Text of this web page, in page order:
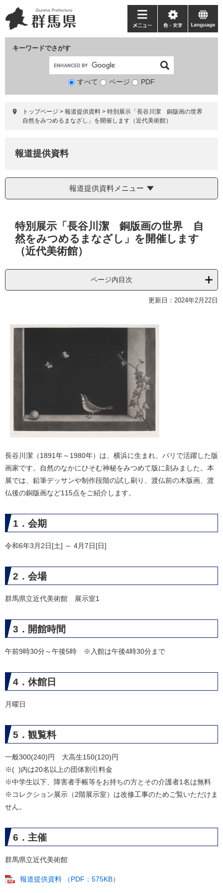
ー
ジ
ニ
ュ
て
キーワードでさがす
検
象
すべて ページ PDF
メ
ニ
ー
色・
文
language
トップページ > 報道提供資料 > 特別展示「長谷川潔 銅版画の世界
自然をみつめるまなざし」を開催します（近代美術館）
報道提供資料
報道提供資料メニュー
特別展示「長谷川潔 銅版画の世界 自
然をみつめるまなざし」を開催します
（近代美術館）
ページ内目次
更新日：2024年2月22日
長谷川潔（1891年～1980年）は、横浜に生まれ、パリで活躍した版
画家です。自然のなかにひそむ神秘をみつめて版に刻みました。本
展では、鉛筆デッサンや制作段階の試し刷り、渡仏前の木版画、渡
仏後の銅版画など115点をご紹介します。
1．会期
令和6年3月2日[土] ～ 4月7日[日]
2．会場
群馬県立近代美術館 展示室1
3．開館時間
午前9時30分～午後5時 ※入館は午後4時30分まで
4．休館日
月曜日
5．観覧料
一般300(240)円 大高生150(120)円
※( )内は20名以上の団体割引料金
※中学生以下、障害者手帳等をお持ちの方とその介護者1名は無料
※コレクション展示（2階展示室）は改修工事のためご覧いただけま
せん。
6．主催
群馬県立近代美術館
報道提供資料 （PDF：575KB）